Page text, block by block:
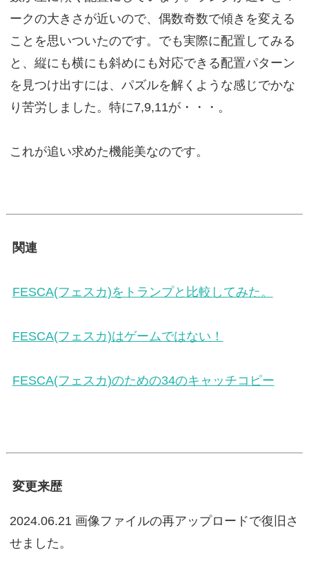
ークの大きさが近いので、偶数奇数で傾きを変える
ことを思いついたのです。でも実際に配置してみる
と、縦にも横にも斜めにも対応できる配置パターン
を見つけ出すには、パズルを解くような感じでかな
り苦労しました。特に7,9,11が・・・。
これが追い求めた機能美なのです。
関連
FESCA(フェスカ)をトランプと比較してみた。
FESCA(フェスカ)はゲームではない！
FESCA(フェスカ)のための34のキャッチコピー
変更来歴
2024.06.21 画像ファイルの再アップロードで復旧さ
せました。